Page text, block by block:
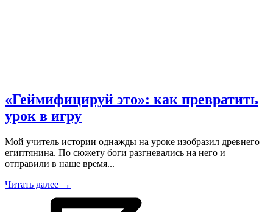
«Геймифицируй это»: как превратить
урок в игру
Мой учитель истории однажды на уроке изобразил древнего
египтянина. По сюжету боги разгневались на него и
отправили в наше время...
Читать далее →